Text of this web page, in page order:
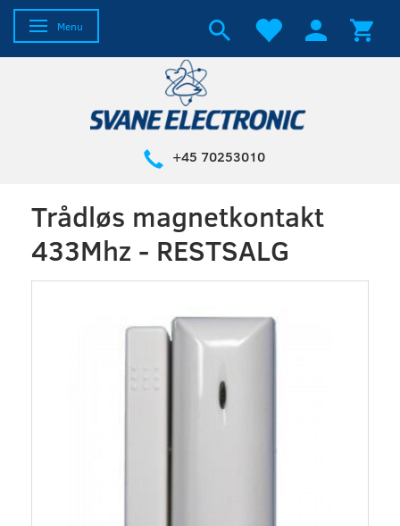
Skifte navigation
Menu
+45 70253010
Trådløs magnetkontakt
433Mhz - RESTSALG